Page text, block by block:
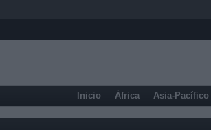
Inicio África Asia-Pacífico